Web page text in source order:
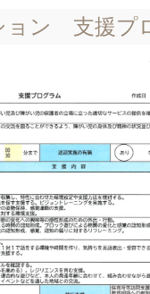
ョン 支援プ